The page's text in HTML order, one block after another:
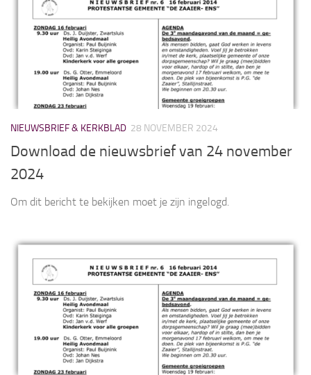
NIEUWSBRIEF & KERKBLAD 28 NOVEMBER 2024
Download de nieuwsbrief van 24 november
2024
Om dit bericht te bekijken moet je zijn ingelogd.